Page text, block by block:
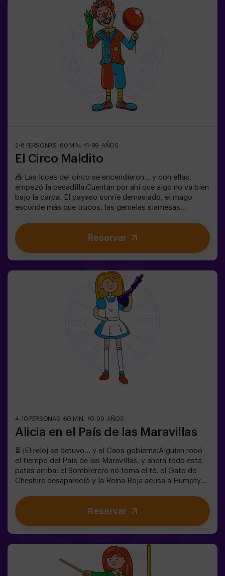
emocionante?✅ Ideal para niños | familias | cumpleaños
infantiles🎂 Además del juego, puedes reservar nuestra
sala de meriendas.👩‍🏫 Monitor incluido únicamente
con el pack de cumpleaños.👧 Edad: +6 años (dificultad
baja, perfecto para pequeños aventureros).⚠️ Aviso:
Pasos estrechos en algunas zonas.
2-8 PERSONAS 60 MIN. 11-99 AÑOS
El Circo Maldito
🎪 Las luces del circo se encendieron… y con ellas,
empezó la pesadilla.Cuentan por ahí que algo no va bien
bajo la carpa. El payaso sonríe demasiado, el mago
esconde más que trucos, las gemelas siamesas
muy raro. ¿Qué se esconde bajo la carpa de este circo y
qué es lo que quiere su cruel director?No todos los
circos hacen reír. En este, los aplausos pueden ser lo
Ingenio, reflejos y nervios de acero serán vuestra única
salida. Un escape room tan divertido como
escalofriante...¿Eres lo suficientemente valiente para
entrar? 🎟️✅ Ideal para planes con amigos | parejas |
adolescentes❗Los jugadores menores de 15 años
deberán entrar acompañados de al menos un adulto.
🧑‍🚀 Existe la opción de que les acompañe uno de
nuestros monitores en la aventura, consúltanos las
Reservar
4-10 PERSONAS 60 MIN. 10-99 AÑOS
Alicia en el País de las Maravillas
⏳ ¡El reloj se detuvo… y el Caos gobierna!Alguien robó
el tiempo del País de las Maravillas, y ahora todo está
patas arriba: el Sombrerero no toma el té, el Gato de
Cheshire desapareció y la Reina Roja acusa a Humpty
tu ayuda para descubrirlo!En este escape room lleno de
magia y locura, tendrás que:✔ Resolver enigmas
absurdos (como los que le gustan al Sombrerero).✔
antes de que el País de las Maravillas desaparezca para
siempre. ¿Te atreves a entrar en este mundo donde la
lógica no existe… pero el reloj sí corre en tu contra?✅
Reservar